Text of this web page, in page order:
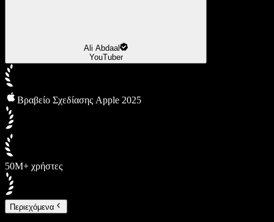
Ali Abdaal
YouTuber
Βραβείο Σχεδίασης Apple 2025
50M+ χρήστες
Περιεχόμενα